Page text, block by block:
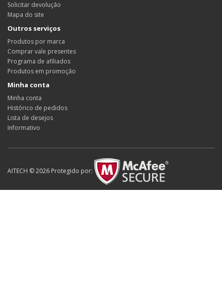
Solicitar devolução
Mapa do site
Outros serviços
Produtos por marca
Comprar vale presentes
Programa de afiliados
Produtos em promoção
Minha conta
Minha conta
Histórico de pedidos
Lista de desejos
Informativo
AITECH © 2026 Protegido por: